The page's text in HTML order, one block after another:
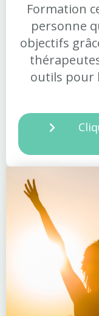
Formation
personne
objectifs
outils pour